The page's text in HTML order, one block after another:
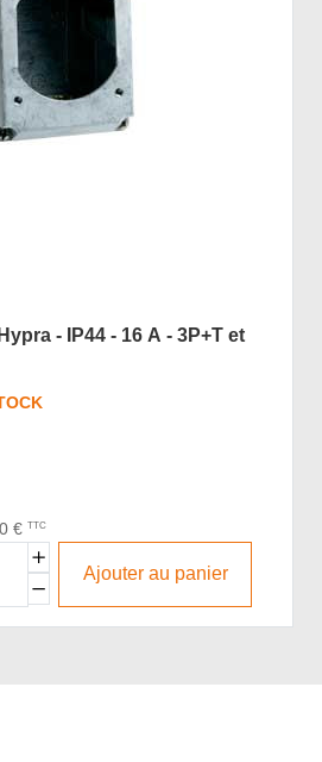
- IP44 - 16 A - 3P+T et
€ TTC
Ajouter au panier